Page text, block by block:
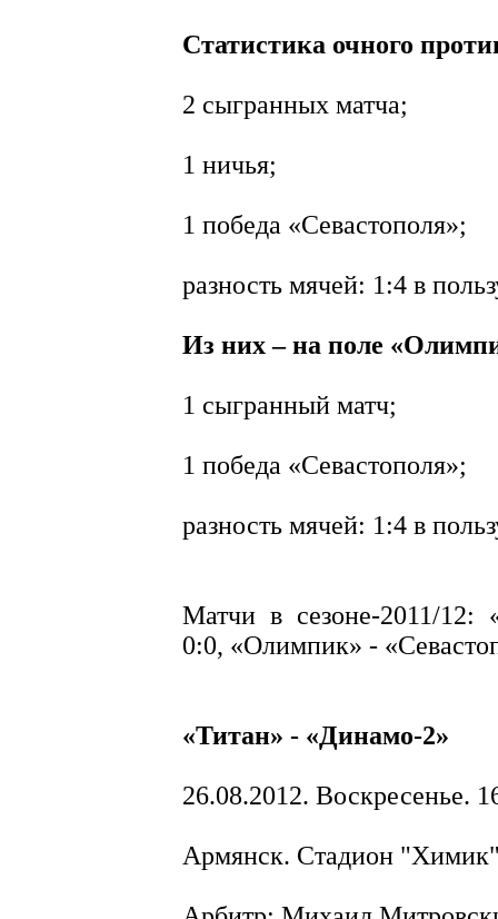
Статистика очного
2 сыгранных матча;
1 ничья;
1 победа «Севастополя»;
разность мячей: 1:4 в
Из них – на поле
1 сыгранный матч;
1 победа «Севастополя»;
разность мячей: 1:4 в
Матчи в сезоне-2011/12:
0:0, «Олимпик» -
«Титан» - «Динамо-2»
26.08.2012. Воскресенье.
Армянск. Стадион